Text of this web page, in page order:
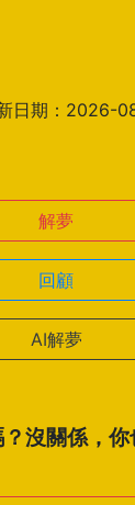
日期：2026-
解夢
回顧
AI解夢
沒關係，